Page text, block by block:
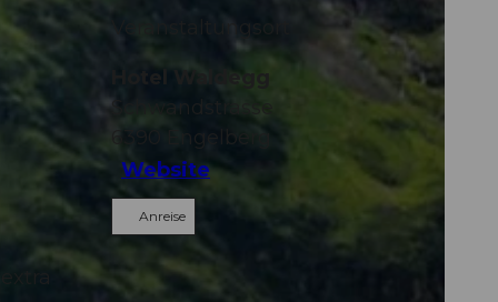
Hotel Waldegg
Schwandstrasse
Website
Anreise